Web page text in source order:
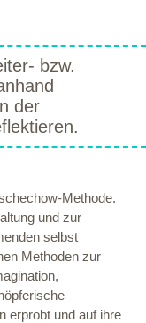
bzw.
der
Methode.
und zur
selbst
Methoden zur
erprobt und auf ihre